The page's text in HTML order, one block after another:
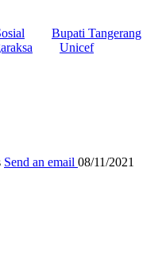
Bupati Tangerang
Unicef
Send an email 08/11/2021